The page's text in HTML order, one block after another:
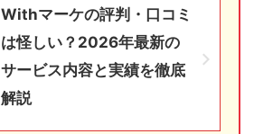
Withマーケの評判・口コミ
は怪しい？2026年最新の
サービス内容と実績を徹底
解説